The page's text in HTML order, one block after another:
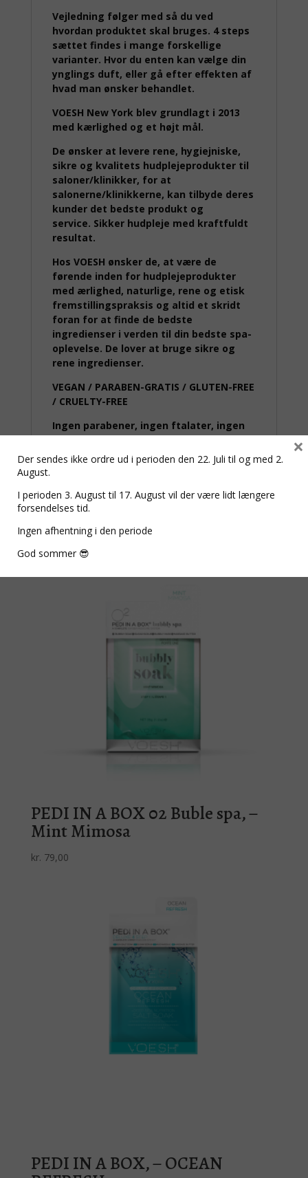
Vejledning følger med så du ved
hvordan produktet skal bruges. 4 steps
sættet findes i mange forskellige
varianter. Hvor du enten kan vælge din
ynglings duft, eller gå efter effekten af
hvad man ønsker behandlet.
VOESH New York blev grundlagt i 2013
med kærlighed og et højt mål.
De ønsker at levere rene, hygiejniske,
sikre og kvalitets hudplejeprodukter til
saloner/klinikker, for at
salonerne/klinikkerne, kan tilbyde deres
kunder det bedste produkt og
service. Sikker hudpleje med kraftfuldt
resultat.
Hos VOESH ønsker de, at være de
førende inden for hudplejeprodukter
med ærlighed, naturlige, rene og etisk
fremstillingspraksis og altid et skridt
foran for at finde de bedste
ingredienser i verden til din bedste spa-
oplevelse. De lover at bruge sikre og
rene ingredienser.
VEGAN / PARABEN-GRATIS / GLUTEN-FREE
/ CRUELTY-FREE
Ingen parabener, ingen ftalater, ingen
ingen triethanolamin,
Relaterede varer
PEDI IN A BOX 02 Buble spa, –
Mint Mimosa
kr. 79,00
PEDI IN A BOX, – OCEAN
Der sendes ikke ordre ud i perioden den 22. Juli til og med 2.
August.
I perioden 3. August til 17. August vil der være lidt længere
forsendelses tid.
Ingen afhentning i den periode
God sommer 😎
×